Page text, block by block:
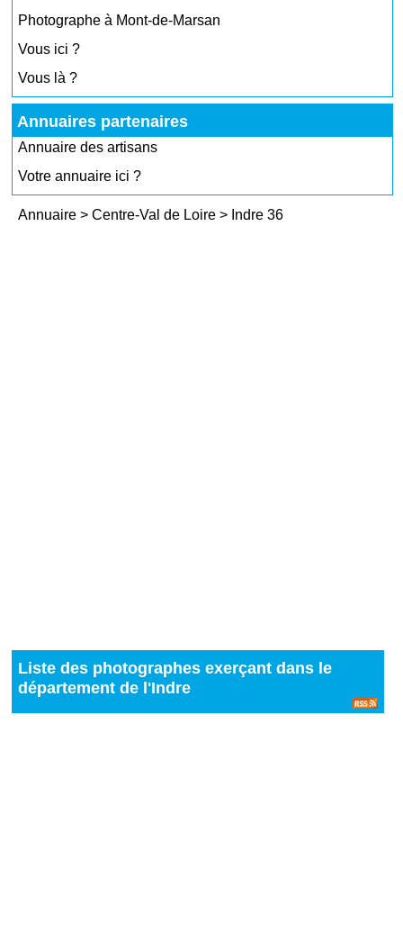
Photographe à Mont-de-Marsan
Vous ici ?
Vous là ?
Annuaires partenaires
Annuaire des artisans
Votre annuaire ici ?
Annuaire >Centre-Val de Loire> Indre 36
Liste des photographes exerçant dans le
département de l'Indre